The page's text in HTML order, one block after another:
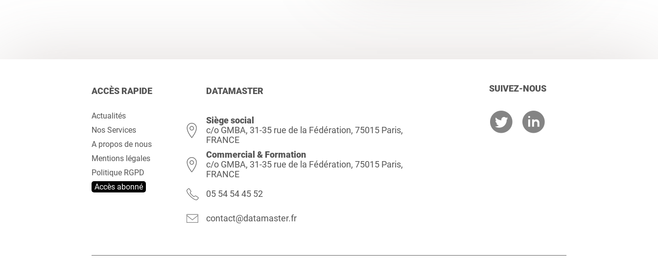
ACCÈS RAPIDE
Actualités
Nos Services
A propos de nous
Mentions légales
Politique RGPD
Accès abonné
DATAMASTER
Siège social
c/o GMBA, 31-35 rue de la Fédération, 75015 Paris,
FRANCE
Commercial & Formation
c/o GMBA, 31-35 rue de la Fédération, 75015 Paris,
FRANCE
05 54 54 45 52
contact@datamaster.fr
SUIVEZ-NOUS